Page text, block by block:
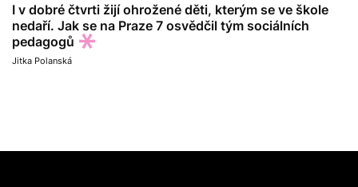
I v dobré čtvrti žijí ohrožené děti, kterým se ve škole
nedaří. Jak se na Praze 7 osvědčil tým sociálních
pedagogů
Jitka Polanská